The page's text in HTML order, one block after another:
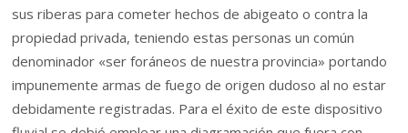
sus riberas para cometer hechos de abigeato o contra la
propiedad privada, teniendo estas personas un común
denominador «ser foráneos de nuestra provincia» portando
impunemente armas de fuego de origen dudoso al no estar
debidamente registradas. Para el éxito de este dispositivo